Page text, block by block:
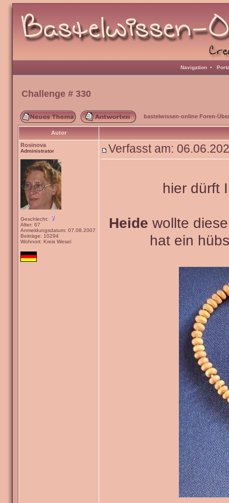
Navigation •
Challenge # 330
bastelwissen-online Foren-
Autor
Rosinova
Administrator
Geschlecht:
Alter: 67
Anmeldungsdatum: 07.08.2007
Beiträge: 10294
Wohnort: Kreis Wesel
Verfasst am:
hier dürft
Heide wollte
hat ein